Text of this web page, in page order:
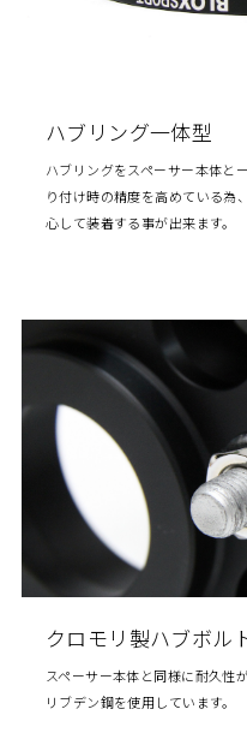
ハブリング一体型
ハブリングをスペーサー本体と
り付け時の精度を高めている為
心して装着する事が出来ます。
クロモリ製ハブボル
スペーサー本体と同様に耐久性
リブデン鋼を使用しています。